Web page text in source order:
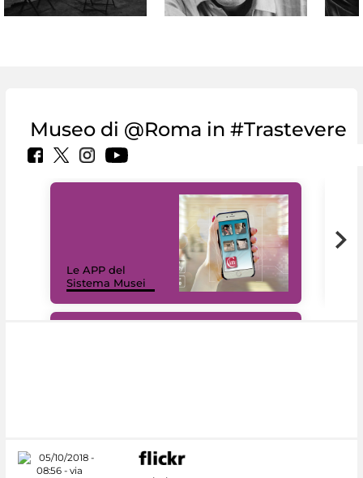
Museo di @Roma in #Trastevere
Le APP del
Sistema Musei